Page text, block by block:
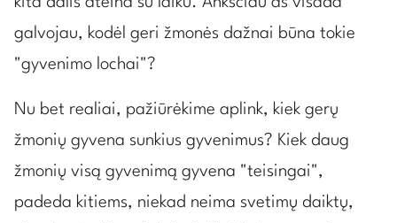
galvojau, kodėl geri žmonės dažnai būna tokie
"gyvenimo lochai"?
Nu bet realiai, pažiūrėkime aplink, kiek gerų
žmonių gyvena sunkius gyvenimus? Kiek daug
žmonių visą gyvenimą gyvena "teisingai",
padeda kitiems, niekad neima svetimų daiktų,